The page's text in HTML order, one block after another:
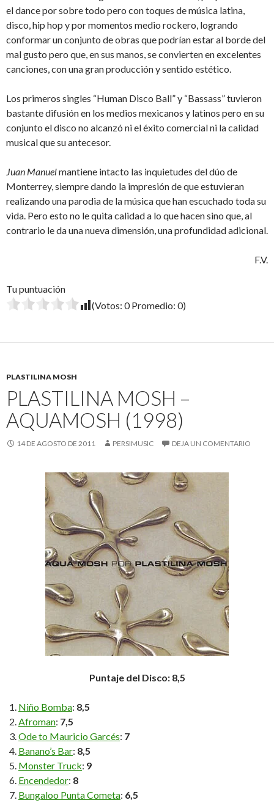
el dance por sobre todo pero con toques de música latina,
disco, hip hop y por momentos medio rockero, logrando
conformar un conjunto de obras que podrían estar al borde del
mal gusto pero que, en sus manos, se convierten en excelentes
canciones, con una gran producción y sentido estético.
Los primeros singles “Human Disco Ball” y “Bassass” tuvieron
bastante difusión en los medios mexicanos y latinos pero en su
conjunto el disco no alcanzó ni el éxito comercial ni la calidad
musical que su antecesor.
Juan Manuelmantiene intacto las inquietudes del dúo de
Monterrey, siempre dando la impresión de que estuvieran
realizando una parodia de la música que han escuchado toda su
vida. Pero esto no le quita calidad a lo que hacen sino que, al
contrario le da una nueva dimensión, una profundidad adicional.
F.V.
Tu puntuación
(Votos: 0Promedio: 0)
PLASTILINA MOSH
PLASTILINA MOSH –
AQUAMOSH (1998)
14 DE AGOSTO DE 2011 PERSIMUSIC DEJA UN COMENTARIO
Puntaje del Disco: 8,5
Niño Bomba: 8,5
Afroman: 7,5
Ode to Mauricio Garcés: 7
Banano’s Bar: 8,5
Monster Truck: 9
Encendedor: 8
Bungaloo Punta Cometa: 6,5